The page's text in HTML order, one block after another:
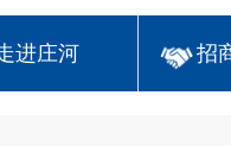
进庄河 招